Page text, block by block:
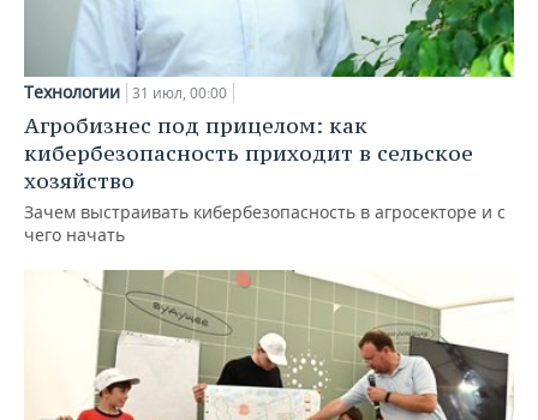
Технологии 31 июл, 00:00
Агробизнес под прицелом: как
кибербезопасность приходит в сельское
хозяйство
Зачем выстраивать кибербезопасность в агросекторе и с
чего начать